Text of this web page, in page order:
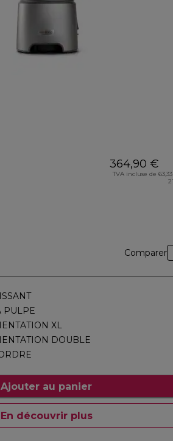
364,90 €
TVA incluse de
Comparer
PULPE
XL
DOUBLE
Ajouter au panier
En découvrir plus